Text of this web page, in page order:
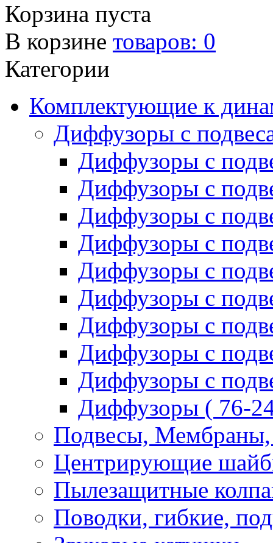
Корзина пуста
В корзине товаров: 0
Категории
Комплектующие к
Диффузоры с
Диффузоры с
Диффузоры с
Диффузоры с
Диффузоры с
Диффузоры с
Диффузоры с
Диффузоры с
Диффузоры с
Диффузоры с
Диффузоры ( 76-
Подвесы,
Центрирующие
Пылезащитные
Поводки, гибкие,